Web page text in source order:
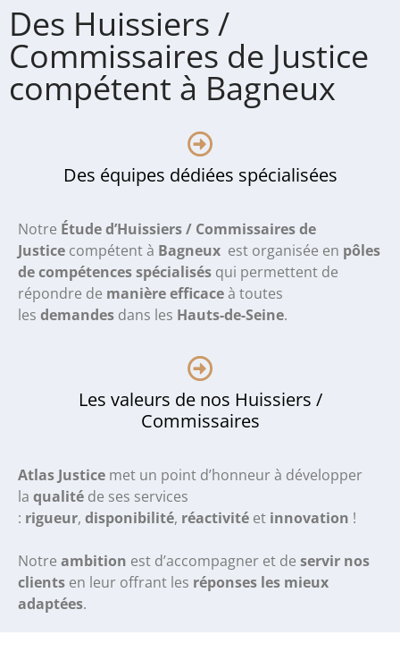
Des Huissiers /
Commissaires de Justice
compétent à Bagneux
Des équipes dédiées spécialisées
Notre Étude d’Huissiers / Commissaires de
Justice compétent à Bagneux est organisée en pôles
de compétences spécialisés qui permettent de
répondre de manière efficaceà toutes
les demandes dans les Hauts-de-Seine.
Les valeurs de nos Huissiers /
Commissaires
Atlas Justice met un point d’honneur à développer
la qualité de ses services
: rigueur, disponibilité, réactivité et innovation !
Notre ambition est d’accompagner et de servir nos
clients en leur offrant les réponses les mieux
adaptées.